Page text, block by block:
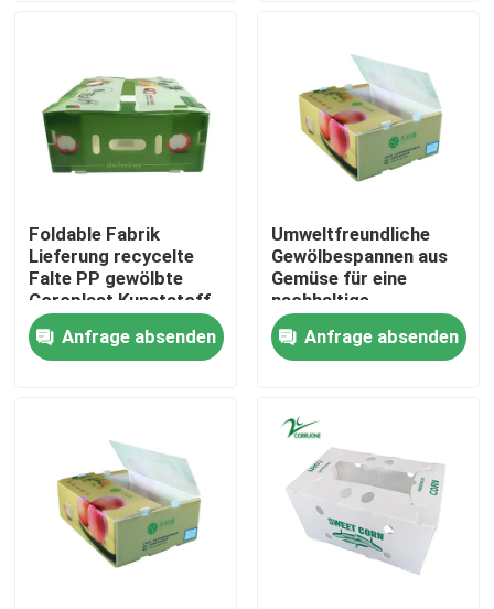
Videos
Über uns
Werksbesichtigung
Qualitätskontrolle
Gewölbte Gemüsekästen
Frucht-gewölbte Kästen
Foldable Fabrik
Lieferung recycelte
Falte PP gewölbte
Coroplast Kunststoff
Obst-Gemüse-Box
Anfrage absenden
Umweltfreundliche
Gewölbespannen aus
Gemüse für eine
nachhaltige
Landwirtschaft
Anfrage absenden